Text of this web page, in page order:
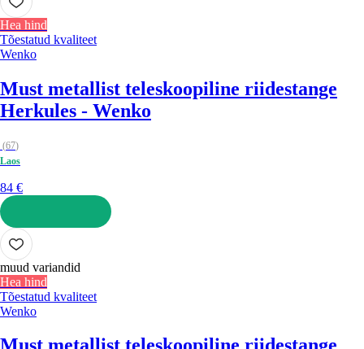
Hea hind
Tõestatud kvaliteet
Wenko
Must metallist teleskoopiline riidestange
Herkules - Wenko
(67)
Laos
84 €
LISA OSTUKORVI
muud variandid
Hea hind
Tõestatud kvaliteet
Wenko